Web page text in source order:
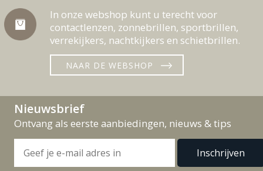
In onze webshop kunt u terecht voor
contactlenzen, zonnebrillen, sportbrillen,
verrekijkers, nachtkijkers en schietbrillen.
NAAR DE WEBSHOP
Nieuwsbrief
Ontvang als eerste aanbiedingen, nieuws & tips